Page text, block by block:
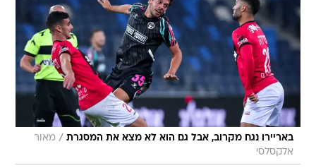
באריירו נגח מקרוב, אבל גם הוא לא מצא את המסגרת / מאור
אלקסלסי